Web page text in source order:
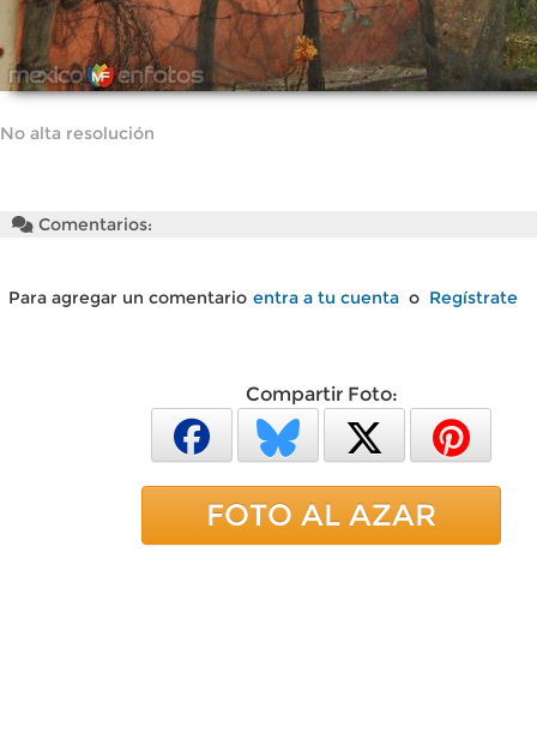
No alta resolución
Comentarios:
Para agregar un comentario entra a tu cuenta o Regístrate
Compartir Foto:
FOTO AL AZAR